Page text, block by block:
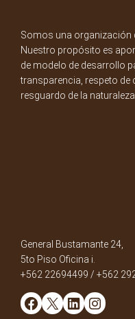
Somos una organización
Nuestro propósito es
de modelo de desarrollo
transparencia, respeto de
resguardo de la
General Bustamante 24,
5to Piso Oficina i.
+562 22694499 / +562